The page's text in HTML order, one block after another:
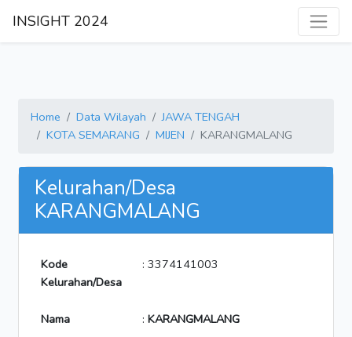
INSIGHT 2024
Home Data Wilayah
JAWA TENGAH
KOTA SEMARANG
MIJEN KARANGMALANG
Kelurahan/Desa
KARANGMALANG
Kode
Kelurahan/Desa
: 3374141003
Nama : KARANGMALANG